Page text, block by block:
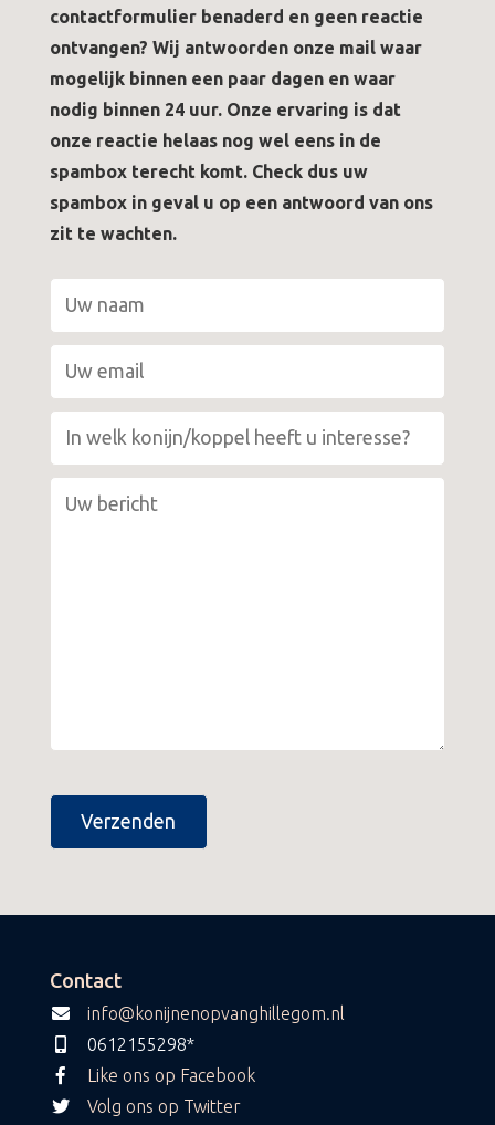
contactformulier benaderd en geen reactie
ontvangen? Wij antwoorden onze mail waar
mogelijk binnen een paar dagen en waar
nodig binnen 24 uur. Onze ervaring is dat
onze reactie helaas nog wel eens in de
spambox terecht komt. Check dus uw
spambox in geval u op een antwoord van ons
zit te wachten.
Contact
info@konijnenopvanghillegom.nl
0612155298*
Like ons op Facebook
Volg ons op Twitter